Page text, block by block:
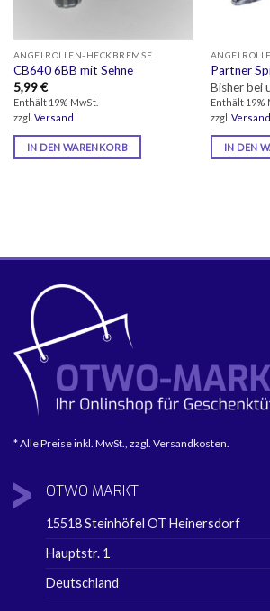
ANGELROLLEN-HECKBREMSE
CB640 6BB mit Sehne
5,99€
Enthält 19% MwSt.
zzgl. Versand
IN DEN WARENKORB
Partner
Bisher bei
Enthält 19%
zzgl. Versand
IN DEN
* Alle Preise inkl. MwSt., zzgl. Versandkosten.
OTWO MARKT
15518 Steinhöfel OT Heinersdorf
Hauptstr. 1
Deutschland